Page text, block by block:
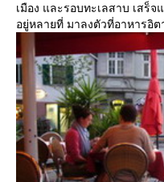
เมือง และรอบทะเลสาบ เสร็
อยู่หลายที่ มาลงตัวที่อาหารอิต